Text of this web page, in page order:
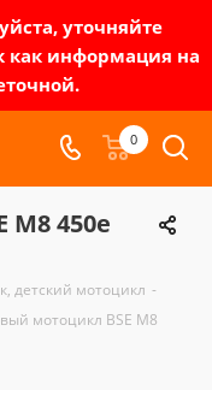
уточняйте
как информация на
0
M8 450e
детский мотоцикл -
мотоцикл BSE M8